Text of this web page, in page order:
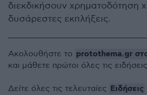
διεκδικήσουν χρηματοδότηση
δυσάρεστες εκπλήξεις.
Ακολουθήστε το protothema.gr
και μάθετε πρώτοι όλες τις ειδήσεις
Δείτε όλες τις τελευταίες Ειδήσεις